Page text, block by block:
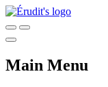
Main Menu